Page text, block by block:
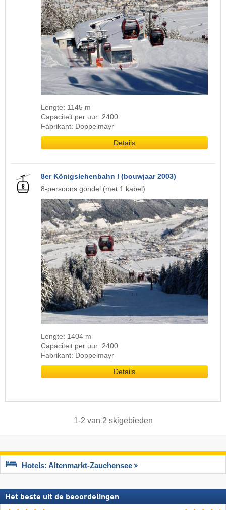
Lengte: 1145 m
Capaciteit per uur: 2400
Fabrikant: Doppelmayr
Details
8er Königslehenbahn I (bouwjaar 2003)
8-persoons gondel (met 1 kabel)
Lengte: 1404 m
Capaciteit per uur: 2400
Fabrikant: Doppelmayr
Details
1-2 van 2 skigebieden
Hotels: Altenmarkt-Zauchensee
Het beste uit de beoordelingen